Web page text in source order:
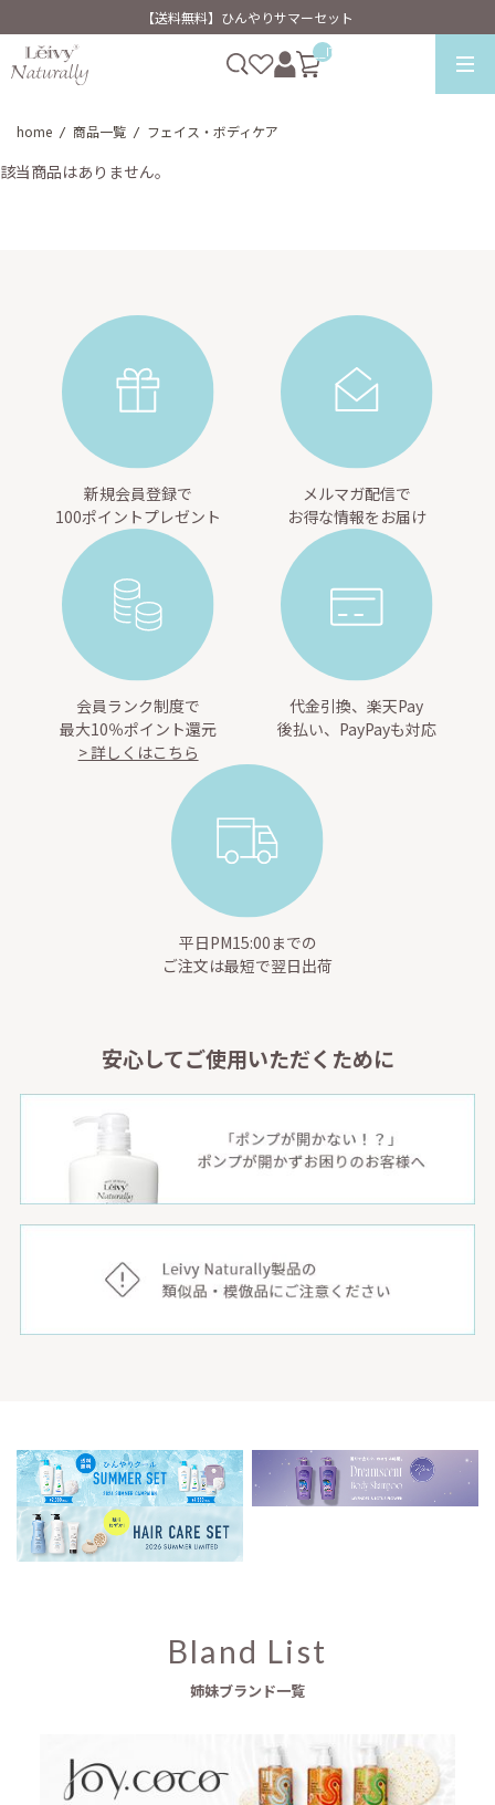
【送料無料】ひんやりサマーセット
__ITM_CNT__
home / 商品一覧 / フェイス・ボディケア
該当商品はありません。
新規会員登録で
100ポイントプレゼント
メルマガ配信で
お得な情報をお届け
会員ランク制度で
最大10％ポイント還元
> 詳しくはこちら
代金引換、楽天Pay
後払い、PayPayも対応
平日PM15:00までの
ご注文は最短で翌日出荷
安心してご使用いただくために
Bland List
姉妹ブランド一覧